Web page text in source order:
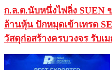
ก.ล.ต.นับหนึ่งไฟลิ่ง SUEN
ล้านหุ้น ปักหมุดเข้าเทรด
วัสดุก่อสร้างครบวงจร รับเ